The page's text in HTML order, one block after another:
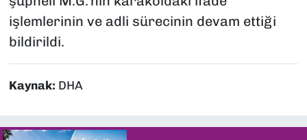
işlemlerinin ve adli sürecinin devam ettiği
bildirildi.
Kaynak: DHA